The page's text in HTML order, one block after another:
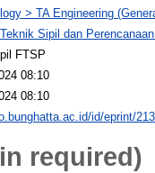
> TA Engineering
Sipil dan
FTSP
08:10
08:10
id/eprint/
required)